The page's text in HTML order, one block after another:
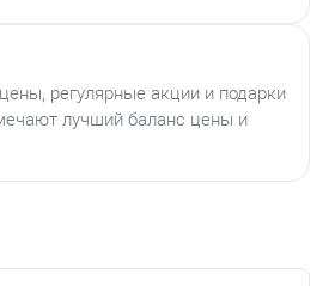
отправляет на доработку!
Заказать
на водной основе
65 ЗЕЛЕНАЯ 28ml
регулярные акции и подарки
лучший баланс цены и